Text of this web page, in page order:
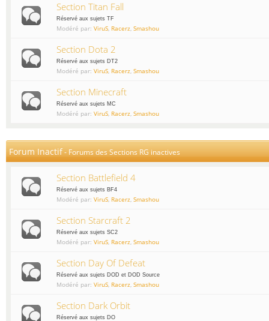
Section Titan Fall
Réservé aux sujets TF
Modéré par: ViruS, Racerz, Smashou
Section Dota 2
Réservé aux sujets DT2
Modéré par: ViruS, Racerz, Smashou
Section Minecraft
Réservé aux sujets MC
Modéré par: ViruS, Racerz, Smashou
Forum Inactif-Forums des Sections RG inactives
Section Battlefield 4
Réservé aux sujets BF4
Modéré par: ViruS, Racerz, Smashou
Section Starcraft 2
Réservé aux sujets SC2
Modéré par: ViruS, Racerz, Smashou
Section Day Of Defeat
Réservé aux sujets DOD et DOD Source
Modéré par: ViruS, Racerz, Smashou
Section Dark Orbit
Réservé aux sujets DO